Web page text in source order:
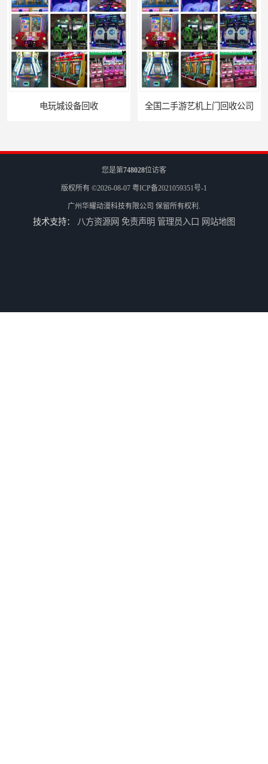
全国二手游艺机上门回收公司 电玩城整场回收
您是第748028位访客
版权所有 ©2026-08-07 粤ICP备2021059351号-1
广州华耀动漫科技有限公司 保留所有权利.
技术支持： 八方资源网 免责声明 管理员入口 网站地图